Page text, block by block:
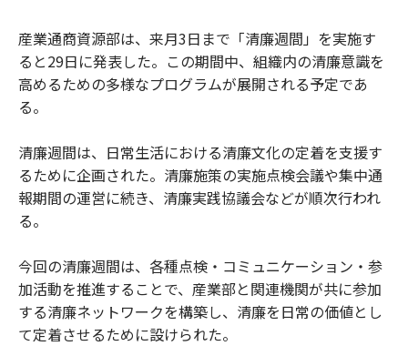
産業通商資源部は、来月3日まで「清廉週間」を実施す
ると29日に発表した。この期間中、組織内の清廉意識を
高めるための多様なプログラムが展開される予定であ
る。
清廉週間は、日常生活における清廉文化の定着を支援す
るために企画された。清廉施策の実施点検会議や集中通
報期間の運営に続き、清廉実践協議会などが順次行われ
る。
今回の清廉週間は、各種点検・コミュニケーション・参
加活動を推進することで、産業部と関連機関が共に参加
する清廉ネットワークを構築し、清廉を日常の価値とし
て定着させるために設けられた。